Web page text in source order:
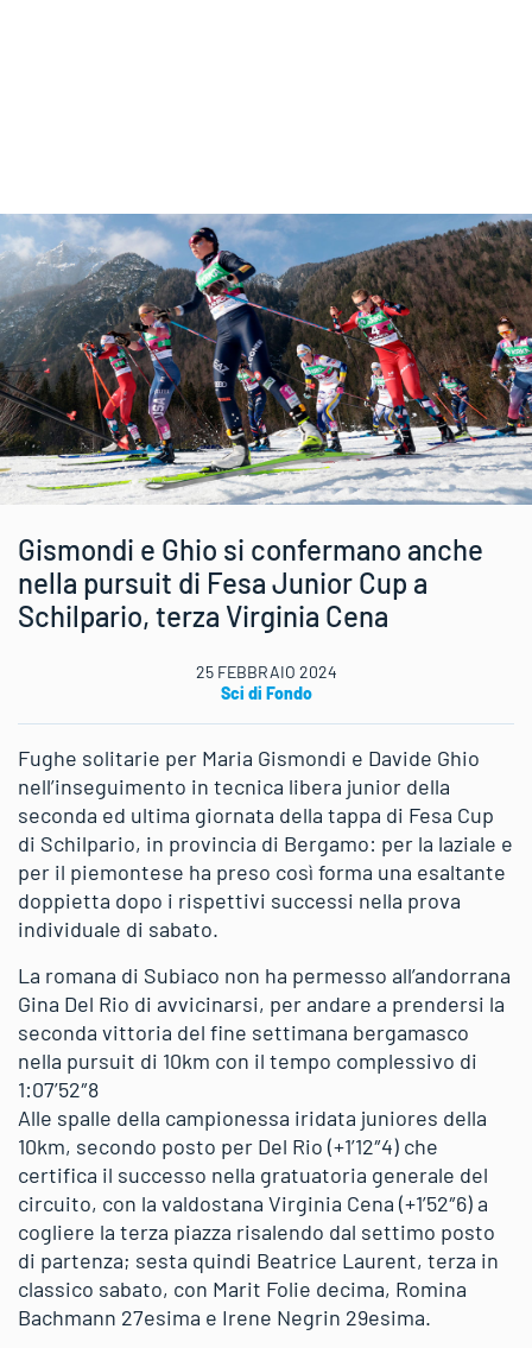
Gismondi e Ghio si confermano anche
nella pursuit di Fesa Junior Cup a
Schilpario, terza Virginia Cena
25 FEBBRAIO 2024
Sci di Fondo
Fughe solitarie per Maria Gismondi e Davide Ghio
nell’inseguimento in tecnica libera junior della
seconda ed ultima giornata della tappa di Fesa Cup
di Schilpario, in provincia di Bergamo: per la laziale e
per il piemontese ha preso così forma una esaltante
doppietta dopo i rispettivi successi nella prova
individuale di sabato.
La romana di Subiaco non ha permesso all’andorrana
Gina Del Rio di avvicinarsi, per andare a prendersi la
seconda vittoria del fine settimana bergamasco
nella pursuit di 10km con il tempo complessivo di
1:07’52″8
Alle spalle della campionessa iridata juniores della
10km, secondo posto per Del Rio (+1’12″4) che
certifica il successo nella gratuatoria generale del
circuito, con la valdostana Virginia Cena (+1’52″6) a
cogliere la terza piazza risalendo dal settimo posto
di partenza; sesta quindi Beatrice Laurent, terza in
classico sabato, con Marit Folie decima, Romina
Bachmann 27esima e Irene Negrin 29esima.